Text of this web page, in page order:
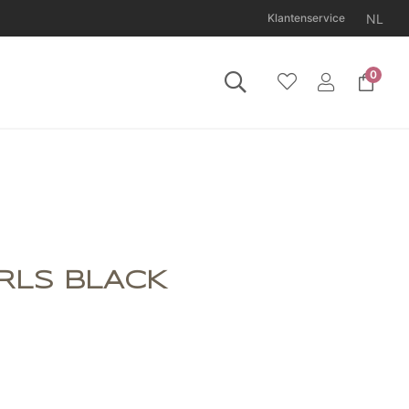
Klantenservice NL
0
BLACK